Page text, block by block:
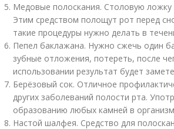
Медовые полоскания. Столовую
Этим средством полощут рот перед
такие процедуры нужно делать в
Пепел баклажана. Нужно сжечь один
зубные отложения, потереть, после
использовании результат будет
Берёзовый сок. Отличное
других заболеваний полости рта.
образованию любых камней в
Настой шалфея. Средство для